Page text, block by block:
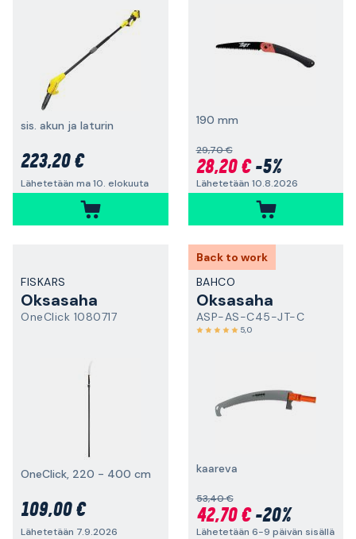
sis. akun ja laturin
223,20 €
Lähetetään ma 10. elokuuta
190 mm
29,70 €
28,20 €-5%
Lähetetään 10.8.2026
FISKARS
Oksasaha
OneClick 1080717
OneClick, 220 - 400 cm
109,00 €
Lähetetään 7.9.2026
Back to work
BAHCO
Oksasaha
ASP-AS-C45-JT-C
5,0
kaareva
53,40 €
42,70 €-20%
Lähetetään 6-9 päivän sisällä